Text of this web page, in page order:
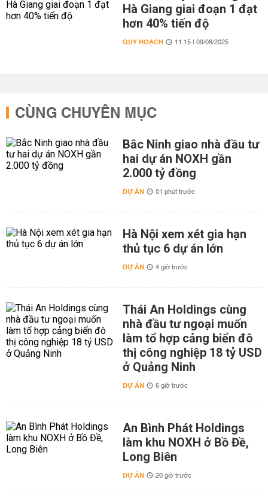
Hà Giang giai đoạn 1 đạt
hơn 40% tiến độ
QUY HOẠCH 11:15 | 09/08/2025
CÙNG CHUYÊN MỤC
Bắc Ninh giao nhà đầu tư
hai dự án NOXH gần
2.000 tỷ đồng
DỰ ÁN 01 phút trước
Hà Nội xem xét gia hạn
thủ tục 6 dự án lớn
DỰ ÁN 4 giờ trước
Thái An Holdings cùng
nhà đầu tư ngoại muốn
làm tổ hợp cảng biển đô
thị công nghiệp 18 tỷ USD
ở Quảng Ninh
DỰ ÁN 6 giờ trước
An Bình Phát Holdings
làm khu NOXH ở Bồ Đề,
Long Biên
DỰ ÁN 20 giờ trước